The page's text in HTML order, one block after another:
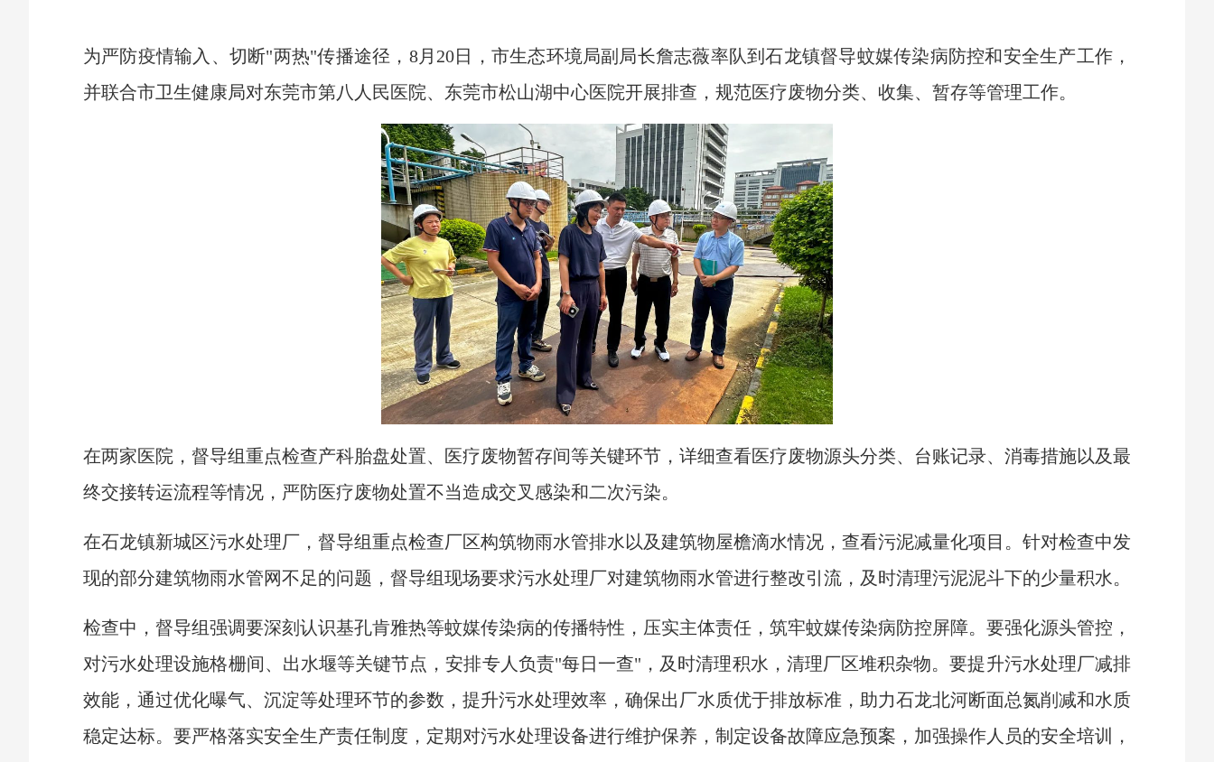
为严防疫情输入、切断"两热"传播途径，8月20日，市生态环境局副局长詹志薇率队到石龙镇督导蚊媒传染病防控和安全生产工作，
并联合市卫生健康局对东莞市第八人民医院、东莞市松山湖中心医院开展排查，规范医疗废物分类、收集、暂存等管理工作。
在两家医院，督导组重点检查产科胎盘处置、医疗废物暂存间等关键环节，详细查看医疗废物源头分类、台账记录、消毒措施以及最
终交接转运流程等情况，严防医疗废物处置不当造成交叉感染和二次污染。
在石龙镇新城区污水处理厂，督导组重点检查厂区构筑物雨水管排水以及建筑物屋檐滴水情况，查看污泥减量化项目。针对检查中发
现的部分建筑物雨水管网不足的问题，督导组现场要求污水处理厂对建筑物雨水管进行整改引流，及时清理污泥泥斗下的少量积水。
检查中，督导组强调要深刻认识基孔肯雅热等蚊媒传染病的传播特性，压实主体责任，筑牢蚊媒传染病防控屏障。要强化源头管控，
对污水处理设施格栅间、出水堰等关键节点，安排专人负责"每日一查"，及时清理积水，清理厂区堆积杂物。要提升污水处理厂减排
效能，通过优化曝气、沉淀等处理环节的参数，提升污水处理效率，确保出厂水质优于排放标准，助力石龙北河断面总氮削减和水质
稳定达标。要严格落实安全生产责任制度，定期对污水处理设备进行维护保养，制定设备故障应急预案，加强操作人员的安全培训，